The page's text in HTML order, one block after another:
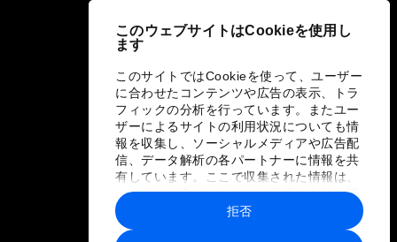
このウェブサイトはCookieを使用し
ます
このサイトではCookieを使って、ユーザー
に合わせたコンテンツや広告の表示、トラ
フィックの分析を行っています。またユー
ザーによるサイトの利用状況についても情
報を収集し、ソーシャルメディアや広告配
信、データ解析の各パートナーに情報を共
有しています。ここで収集された情報は、
ユーザーが各パートナーに提供した他の情
報や各パートナーのサービスを使用した際
に収集された情報と組み合わされ、各パー
拒否